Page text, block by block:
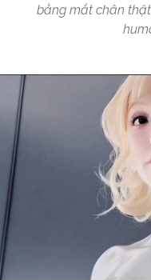
bằng mắt chân